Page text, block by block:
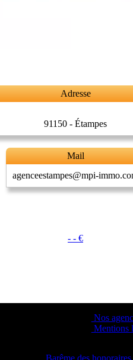
Adresse
91150 - Étampes
Mail
agenceestampes@mpi-
- - €
Nos
Mentions